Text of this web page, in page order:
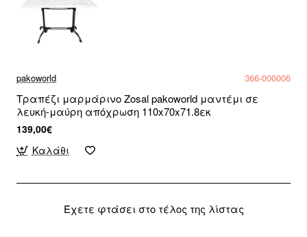
pakoworld 366-000006
Τραπέζι μαρμάρινο Zosal pakoworld μαντέμι σε
λευκή-μαύρη απόχρωση 110x70x71.8εκ
139,00€
Καλάθι
Έχετε φτάσει στο τέλος της λίστας